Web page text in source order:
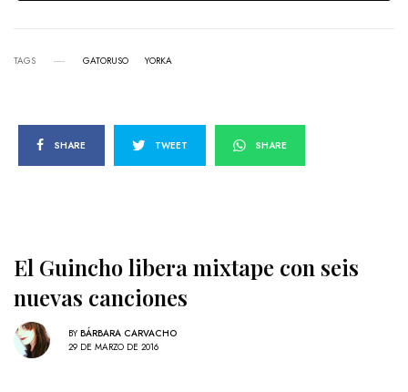
TAGS GATORUSO YORKA
SHARE TWEET SHARE
El Guincho libera mixtape con seis
nuevas canciones
BY BÁRBARA CARVACHO
29 DE MARZO DE 2016